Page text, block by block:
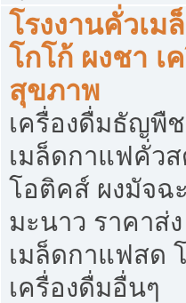
โรงงานคั่วเม
โกโก้ ผงชา เ
สุขภาพ
เครื่องดื่มธัญพื
เมล็ดกาแฟคั่ว
โอติคส์ ผงมัจฉ
มะนาว ราคาส่
เมล็ดกาแฟสด
เครื่องดื่มอื่นๆ